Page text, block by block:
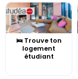
🛌 Trouve ton
logement
étudiant